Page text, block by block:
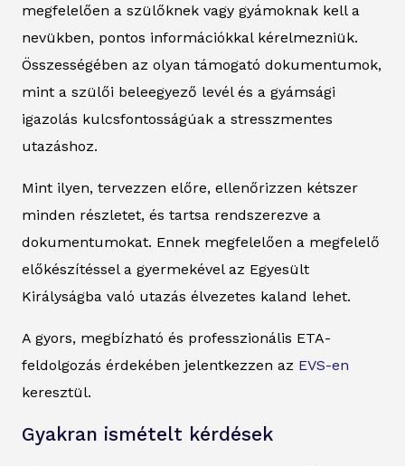
megfelelően a szülőknek vagy gyámoknak kell a
nevükben, pontos információkkal kérelmezniük.
Összességében az olyan támogató dokumentumok,
mint a szülői beleegyező levél és a gyámsági
igazolás kulcsfontosságúak a stresszmentes
utazáshoz.
Mint ilyen, tervezzen előre, ellenőrizzen kétszer
minden részletet, és tartsa rendszerezve a
dokumentumokat. Ennek megfelelően a megfelelő
előkészítéssel a gyermekével az Egyesült
Királyságba való utazás élvezetes kaland lehet.
A gyors, megbízható és professzionális ETA-
feldolgozás érdekében jelentkezzen az EVS-en
keresztül.
Gyakran ismételt kérdések